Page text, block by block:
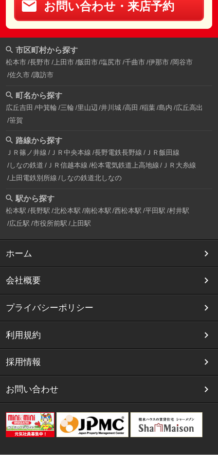
お問い合わせ・来店予約
市区町村から探す
松本市 長野市 上田市 飯田市 塩尻市 千曲市 伊那市 岡谷市
佐久市 諏訪市
町名から探す
広丘吉田 中箕輪 三輪 里山辺 井川城 高田 稲葉 島内 広丘高出
笹賀
路線から探す
ＪＲ篠ノ井線 ＪＲ中央本線 長野電鉄長野線 ＪＲ飯田線
しなの鉄道 ＪＲ信越本線 松本電気鉄道上高地線
ＪＲ大糸線
上田電鉄別所線 しなの鉄道北しなの
駅から探す
松本駅 長野駅 北松本駅 南松本駅 西松本駅 平田駅 村井駅
広丘駅 市役所前駅 上田駅
ホーム
会社概要
プライバシーポリシー
利用規約
採用情報
お問い合わせ